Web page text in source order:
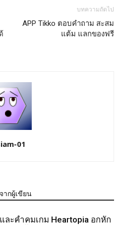
บทความถัดไป
APP Tikko ตอบคำถาม สะสม
แต้ม แลกของฟรี
01
ากผู้เขียน
ะคำคมเกม Heartopia อกหัก